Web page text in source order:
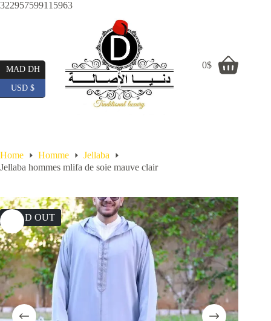
322957599115963Skip
Shopping
0$
Home Homme
Jellaba
Jellaba hommes mlifa de soie mauve clair
SOLD OUT
MAD DH
USD $